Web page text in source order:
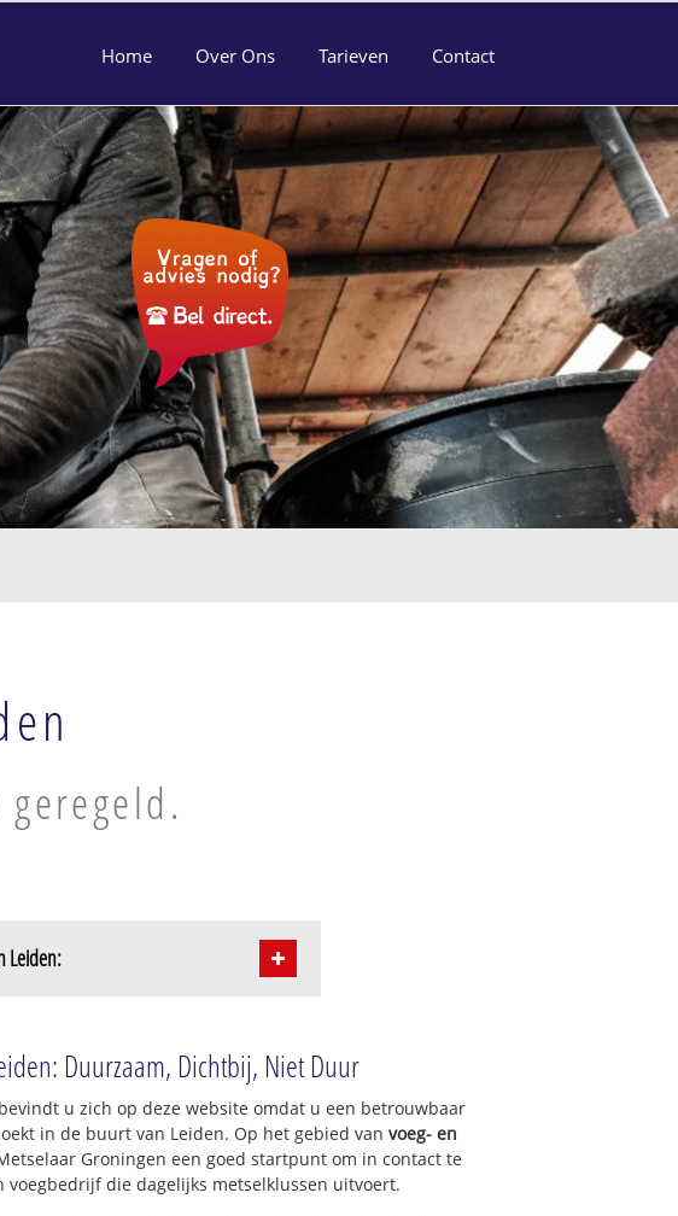
Home Over Ons Tarieven Contact
Leiden:
Stevenshofdistrict
Schenkwijk
Kloosterhof
Dobbewijk-Noord
Dobbewijk-Zuid
Duurzaam, Dichtbij, Niet Duur
u zich op deze website omdat u een betrouwbaar
in de buurt van Leiden. Op het gebied van voeg- en
Groningen een goed startpunt om in contact te
voegbedrijf die dagelijks metselklussen uitvoert.